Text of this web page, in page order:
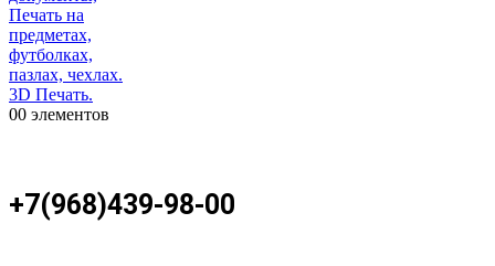
00 элементов
+7(968)439-98-00